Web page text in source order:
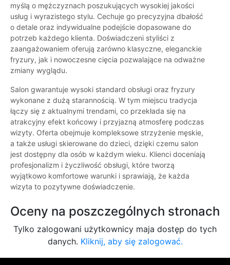
myślą o mężczyznach poszukujących wysokiej jakości
usług i wyrazistego stylu. Cechuje go precyzyjna dbałość
o detale oraz indywidualne podejście dopasowane do
potrzeb każdego klienta. Doświadczeni styliści z
zaangażowaniem oferują zarówno klasyczne, eleganckie
fryzury, jak i nowoczesne cięcia pozwalające na odważne
zmiany wyglądu.
Salon gwarantuje wysoki standard obsługi oraz fryzury
wykonane z dużą starannością. W tym miejscu tradycja
łączy się z aktualnymi trendami, co przekłada się na
atrakcyjny efekt końcowy i przyjazną atmosferę podczas
wizyty. Oferta obejmuje kompleksowe strzyżenie męskie,
a także usługi skierowane do dzieci, dzięki czemu salon
jest dostępny dla osób w każdym wieku. Klienci doceniają
profesjonalizm i życzliwość obsługi, które tworzą
wyjątkowo komfortowe warunki i sprawiają, że każda
wizyta to pozytywne doświadczenie.
Oceny na poszczególnych stronach
Tylko zalogowani użytkownicy maja dostęp do tych
danych. Kliknij, aby się zalogować.